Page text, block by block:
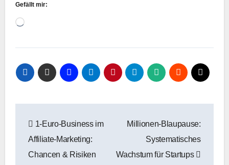
Gefällt mir:
Wird
1‑Euro‑Business im
Affiliate‑Marketing:
Chancen & Risiken
Millionen-Blaupause:
Systematisches
Wachstum für Startups